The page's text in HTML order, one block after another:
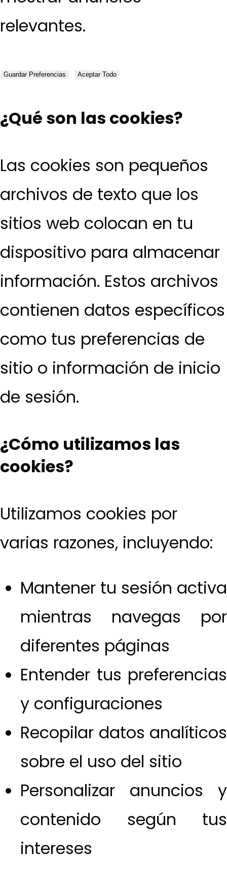
relevantes.
Guardar Preferencias Aceptar Todo
¿Qué son las cookies?
Las cookies son pequeños
archivos de texto que los
sitios web colocan en tu
dispositivo para almacenar
información. Estos archivos
contienen datos específicos
como tus preferencias de
sitio o información de inicio
de sesión.
¿Cómo utilizamos las
cookies?
Utilizamos cookies por
varias razones, incluyendo:
Mantener tu sesión activa
mientras navegas por
diferentes páginas
Entender tus preferencias
y configuraciones
Recopilar datos analíticos
sobre el uso del sitio
Personalizar anuncios y
contenido según tus
intereses